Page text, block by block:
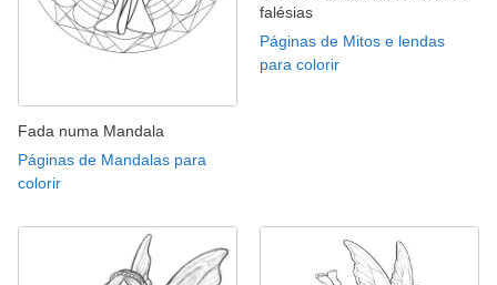
Fada numa Mandala
Páginas de Mandalas para
colorir
falésias
Páginas de Mitos e lendas
para colorir